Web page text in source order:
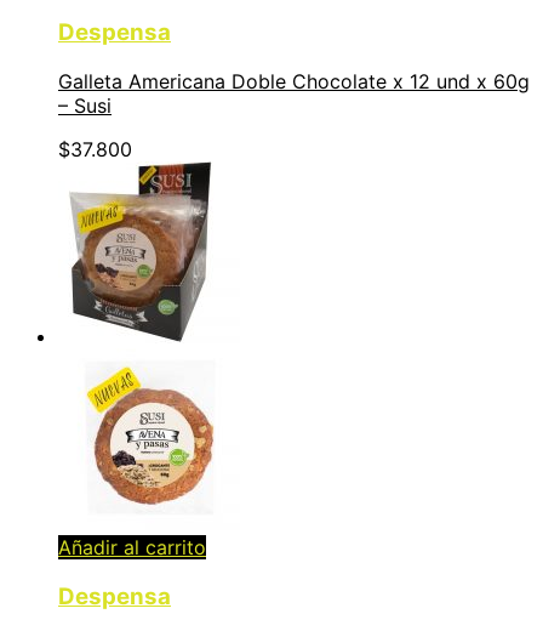
Despensa
Galleta Americana Doble Chocolate x 12 und x 60g
– Susi
$37.800
Añadir al carrito
Despensa